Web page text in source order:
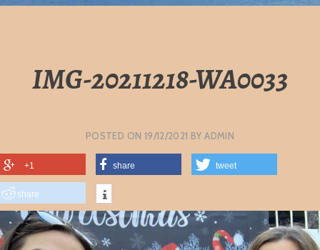
IMG-20211218-WA0033
POSTED ON 19/12/2021 BYADMIN
+1 share tweet
share